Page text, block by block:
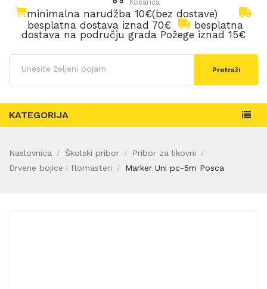
Košarica
minimalna narudžba 10€(bez dostave)
besplatna dostava iznad 70€
besplatna
dostava na području grada Požege iznad 15€
Pretraži
KATEGORIJA
Naslovnica Školski pribor
Pribor za likovni
Drvene bojice i flomasteri
Marker Uni pc-5m Posca